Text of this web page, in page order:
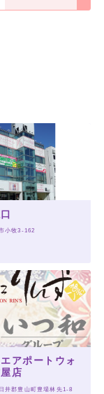
小牧3-162
アポートウォ
店
井郡豊山町豊場林先1-8